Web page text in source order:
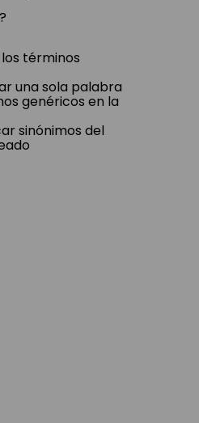
términos
una sola palabra
genéricos en la
sinónimos del